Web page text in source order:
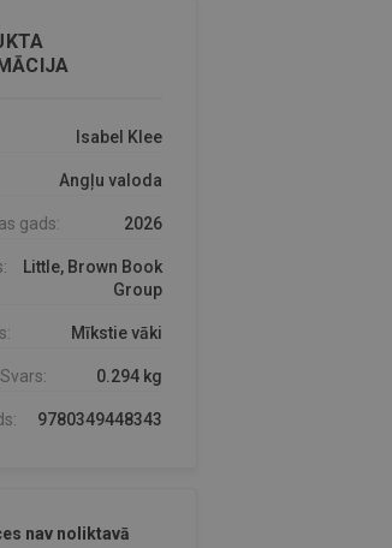
Isabel Klee
Angļu valoda
gads: 2026
Little, Brown Book
Group
Mīkstie vāki
0.294 kg
9780349448343
nav noliktavā